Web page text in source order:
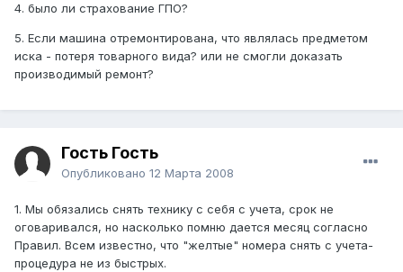
4. было ли страхование ГПО?
5. Если машина отремонтирована, что являлась предметом
иска - потеря товарного вида? или не смогли доказать
производимый ремонт?
Гость Гость
Опубликовано 12 Марта 2008
1. Мы обязались снять технику с себя с учета, срок не
оговаривался, но насколько помню дается месяц согласно
Правил. Всем известно, что "желтые" номера снять с учета-
процедура не из быстрых.